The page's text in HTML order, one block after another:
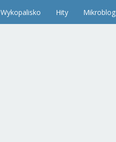
Wykopalisko Hity Mikroblog